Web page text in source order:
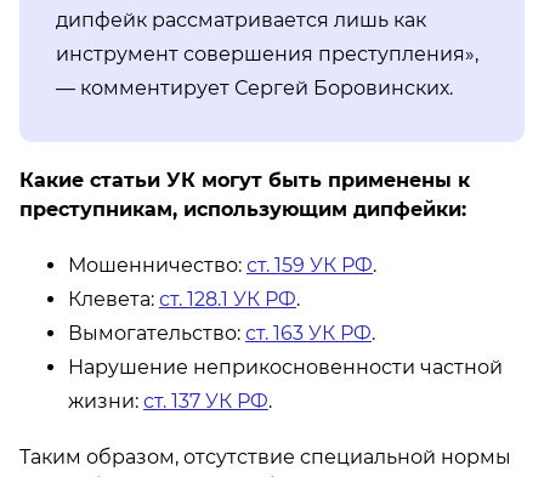
дипфейк рассматривается лишь как
инструмент совершения преступления»,
— комментирует Сергей Боровинских.
Какие статьи УК могут быть применены к
преступникам, использующим дипфейки:
Мошенничество: ст. 159 УК РФ.
Клевета: ст. 128.1 УК РФ.
Вымогательство: ст. 163 УК РФ.
Нарушение неприкосновенности частной
жизни: ст. 137 УК РФ.
Таким образом, отсутствие специальной нормы